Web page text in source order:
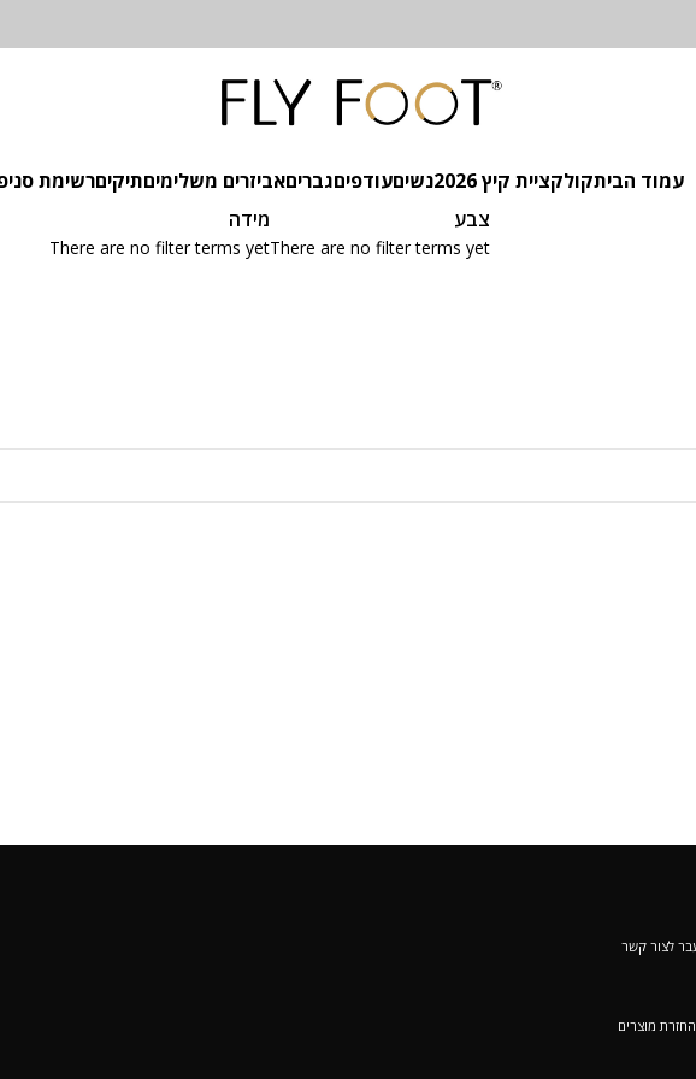
עמוד הביתקולקציית קיץ 2026 נשיםעודפיםגבריםאביזרים משלימיםתיקיםרשימת
צבע
There are no filter terms yet
מידה
There are no filter terms yet
לצור קשר
מוצרים